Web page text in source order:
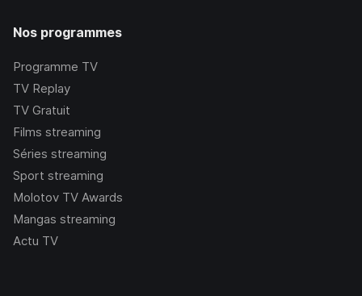
Nos programmes
Programme TV
TV Replay
TV Gratuit
Films streaming
Séries streaming
Sport streaming
Molotov TV Awards
Mangas streaming
Actu TV